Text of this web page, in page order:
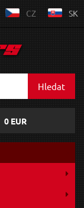
CZ SK
Hledat
0 EUR